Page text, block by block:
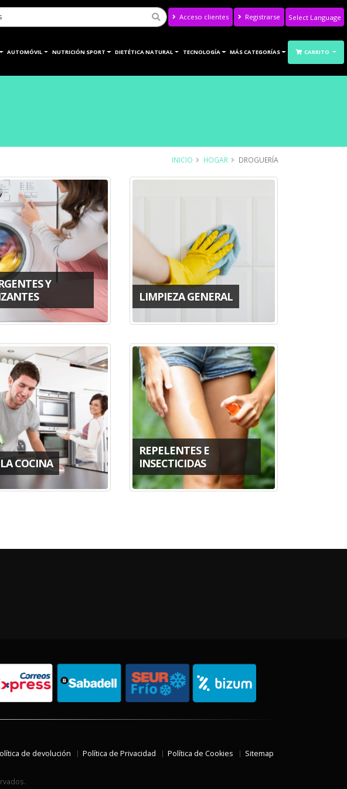
Acceso clientes Registrarse
Translate
AUTOMÓVIL NUTRICIÓN SPORT DIETÉTICA NATURAL TECNOLOGÍA MÁS CATEGORÍAS CARRITO
INICIO HOGAR DROGUERÍA
Y
LIMPIEZA GENERAL
COCINA
REPELENTES E
INSECTICIDAS
de devolución Política de Privacidad Política de Cookies Sitemap